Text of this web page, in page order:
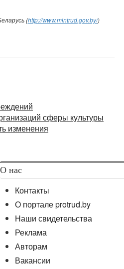
(http://www.mintrud.gov.by/)
сферы культуры
изменения
О нас
Контакты
О портале protrud.by
Наши свидетельства
Реклама
Авторам
Вакансии